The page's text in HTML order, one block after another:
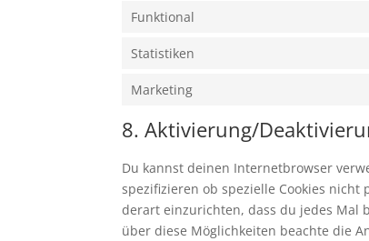
Funktional
Statistiken
Marketing
8. Aktivierung/
Du kannst deinen Internetbrowser
spezifizieren ob spezielle Cookies
derart einzurichten, dass du jedes Mal
über diese Möglichkeiten beachte die